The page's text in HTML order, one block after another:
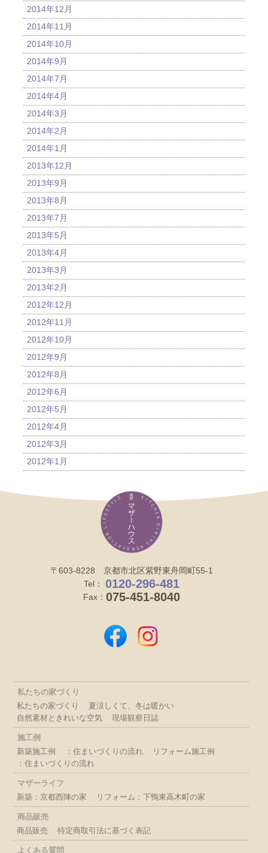
2014年12月
2014年11月
2014年10月
2014年9月
2014年7月
2014年4月
2014年3月
2014年2月
2014年1月
2013年12月
2013年9月
2013年8月
2013年7月
2013年5月
2013年4月
2013年3月
2013年2月
2012年12月
2012年11月
2012年10月
2012年9月
2012年8月
2012年6月
2012年5月
2012年4月
2012年3月
2012年1月
〒603-8228 京都市北区紫野東舟岡町55-1
Tel：
0120-296-481
Fax： 075-451-8040
私たちの家づくり
私たちの家づくり
夏涼しくて、冬は暖かい
自然素材ときれいな空気
現場観察日誌
施工例
新築施工例
：住まいづくりの流れ
リフォーム施工例
：住まいづくりの流れ
マザーライフ
新築：京都西陣の家
リフォーム：下鴨東高木町の家
商品販売
商品販売
特定商取引法に基づく表記
よくある質問